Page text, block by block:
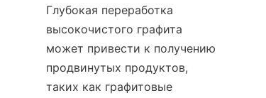
Глубокая переработка
высокочистого графита
может привести к получению
продвинутых продуктов,
таких как графитовые